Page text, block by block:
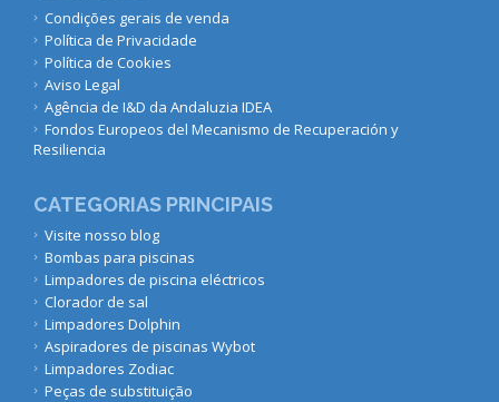
Condições gerais de venda
Política de Privacidade
Política de Cookies
Aviso Legal
Agência de I&D da Andaluzia IDEA
Fondos Europeos del Mecanismo de Recuperación y
Resiliencia
CATEGORIAS PRINCIPAIS
Visite nosso blog
Bombas para piscinas
Limpadores de piscina eléctricos
Clorador de sal
Limpadores Dolphin
Aspiradores de piscinas Wybot
Limpadores Zodiac
Peças de substituição